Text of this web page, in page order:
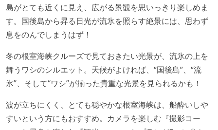
島がとても近くに見え、広がる景観を思いっきり楽しめま
す。国後島から昇る日光が流氷を照らす絶景には、思わず
息をのんでしまうはず！
冬の根室海峡クルーズで見ておきたい光景が、流氷の上を
舞うワシのシルエット。天候がよければ、“国後島”、“流
氷”、そして“ワシ”が揃った貴重な光景を見られるかも！
波が立ちにくく、とても穏やかな根室海峡は、船酔いしや
すいという方にもおすすめ。カメラを楽しむ『撮影コー